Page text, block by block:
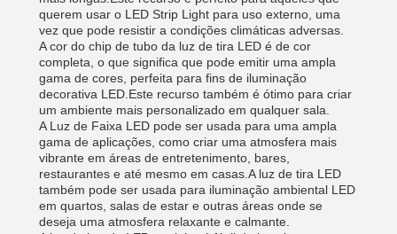
querem usar o LED Strip Light para uso externo, uma
vez que pode resistir a condições climáticas adversas.
A cor do chip de tubo da luz de tira LED é de cor
completa, o que significa que pode emitir uma ampla
gama de cores, perfeita para fins de iluminação
decorativa LED.Este recurso também é ótimo para criar
um ambiente mais personalizado em qualquer sala.
A Luz de Faixa LED pode ser usada para uma ampla
gama de aplicações, como criar uma atmosfera mais
vibrante em áreas de entretenimento, bares,
restaurantes e até mesmo em casas.A luz de tira LED
também pode ser usada para iluminação ambiental LED
em quartos, salas de estar e outras áreas onde se
deseja uma atmosfera relaxante e calmante.